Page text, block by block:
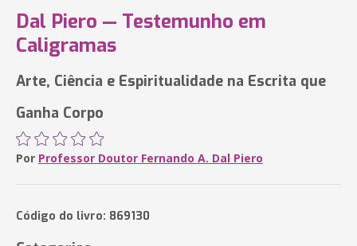
Dal Piero — Testemunho em
Caligramas‎
Arte, Ciência e Espiritualidade na Escrita que
Ganha Corpo
Por Professor Doutor Fernando A. Dal Piero
Código do livro: 869130